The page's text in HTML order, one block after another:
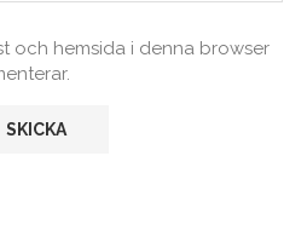
och hemsida i denna browser